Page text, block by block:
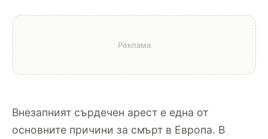
Внезапният сърдечен арест е една от
основните причини за смърт в Европа. В